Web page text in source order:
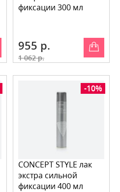
фиксации 300 мл
955 р.
1 062 р.
-10%
CONCEPT STYLE лак
экстра сильной
фиксации 400 мл